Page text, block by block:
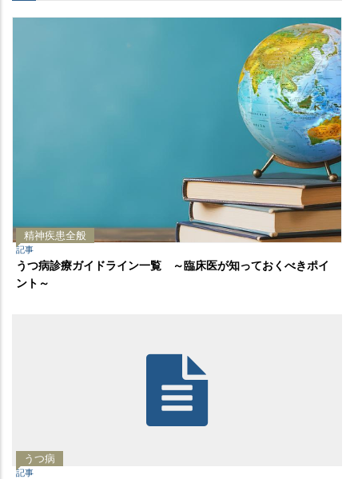
精神疾患全般
記事
うつ病診療ガイドライン一覧 ～臨床医が知っておくべきポイ
ント～
うつ病
記事